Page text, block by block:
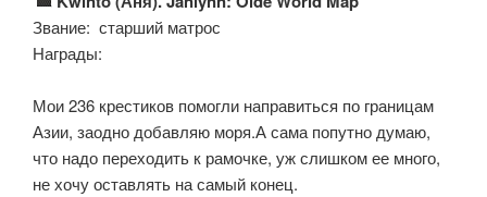
Звание: старший матрос
Награды:
Мои 236 крестиков помогли направиться по границам
Азии, заодно добавляю моря.А сама попутно думаю,
что надо переходить к рамочке, уж слишком ее много,
не хочу оставлять на самый конец.